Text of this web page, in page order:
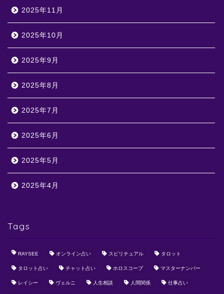
2025年11月
2025年10月
2025年9月
2025年8月
2025年7月
2025年6月
2025年5月
2025年4月
Tags
RAYSEE オンライン占い スピリチュアル タロット
タロット占い チャット占い ホロスコープ マスターナンバー
レイシー ヴェルニ 人生相談 人間関係 仕事占い